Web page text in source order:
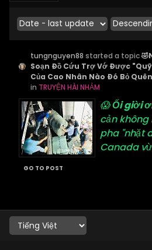
tungnguyen88 started a topic
Soạn Đồ Cứu Trợ Vớ Được
Của Cao Nhân Nào Đó Bỏ Quên
in TRUYỆN HÀI NHẢM
😱Ối giời
cản không
pha "nhặt
Canada
GO TO POST